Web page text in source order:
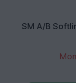
SM A/B